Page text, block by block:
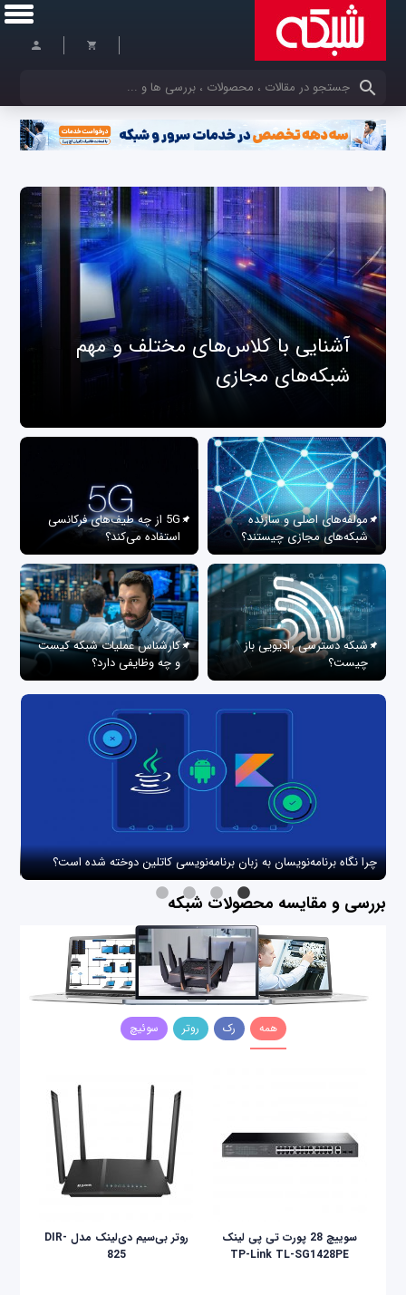
کلمات کلیدی خود را وارد کنید
آشنایی با کلاس‌های مختلف و مهم
شبکه‌های مجازی
مولفه‌های اصلی و سازنده
شبکه‌های مجازی چیستند؟
5G از چه طیف‌های فرکانسی
استفاده می‌کند؟
شبکه دسترسی رادیویی باز
چیست؟
کارشناس عملیات شبکه کیست
و چه وظایفی دارد؟
چرا نگاه برنامه‌نویسان به زبان برنامه‌نویسی کاتلین دوخته شده است؟
بررسی و مقایسه محصولات شبکه
همه رک روتر سوئیچ
سوییچ 28 پورت تی پی لینک
TP-Link TL-SG1428PE
روتر بی‌سیم دی‌لینک مدل DIR-
825